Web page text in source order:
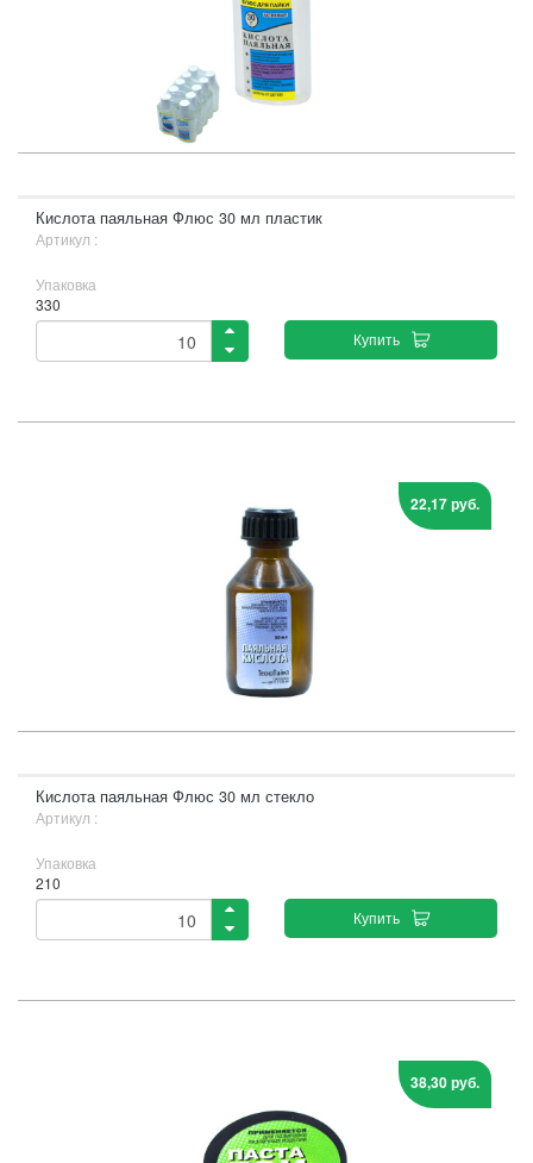
Кислота паяльная Флюс 30 мл пластик
Артикул :
Упаковка
330
Купить
22,17 руб.
Кислота паяльная Флюс 30 мл стекло
Артикул :
Упаковка
210
Купить
38,30 руб.